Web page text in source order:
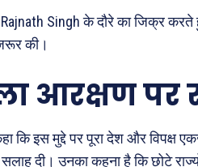
Rajnath Singhके दौरे का जिक्र करते
की।
आरक्षण पर
कि इस मुद्दे पर पूरा देश और विपक्ष
दी। उनका कहना है कि छोटे